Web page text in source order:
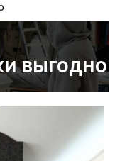
выгодно